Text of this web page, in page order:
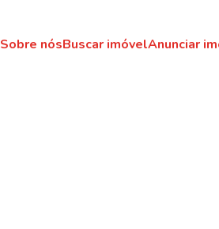
Sobre nósBuscar imóvelAnunciar